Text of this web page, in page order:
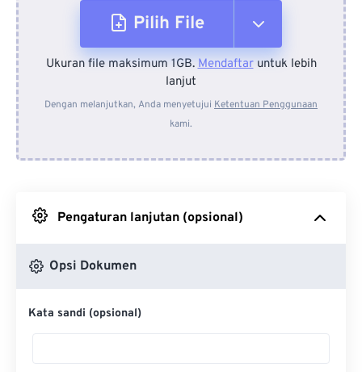
Pilih File
Dari Perangkat
Dari Dropbox
Ukuran file maksimum 1GB.Mendaftaruntuk lebih
lanjut
Dengan melanjutkan, Anda menyetujui Ketentuan Penggunaan
kami.
Pengaturan lanjutan (opsional)
Opsi Dokumen
Kata sandi (opsional)